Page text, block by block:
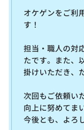
オケゲンをご利
す！
担当・職人の対
たです。また、
掛けいただき、
次回もご依頼い
向上に努めてま
今後とも、よろ